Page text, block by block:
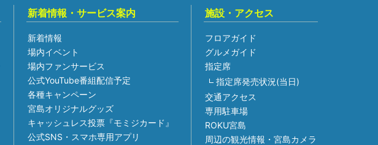
新着情報・サービス案内
新着情報
場内イベント
場内ファンサービス
公式YouTube番組配信予定
各種キャンペーン
宮島オリジナルグッズ
キャッシュレス投票『モミジカード』
公式SNS・スマホ専用アプリ
施設・アクセス
フロアガイド
グルメガイド
指定席
指定席発売状況(当日)
交通アクセス
専用駐車場
ROKU宮島
周辺の観光情報・宮島カメラ